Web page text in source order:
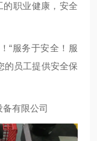
职业健康，安全
“服务于安全！服
的员工提供安全保
有限公司